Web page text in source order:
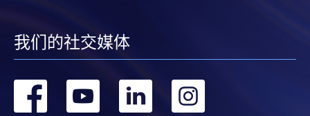
其他课程，惟学院对特殊情况，可酌情处理。转读申
请一经批准，学员须缴付港币120元手续费。
人资料，概不负责。
若学员有意申请付款证明书，请把填妥之申请表、贴
我们的社交媒体
转
转
转